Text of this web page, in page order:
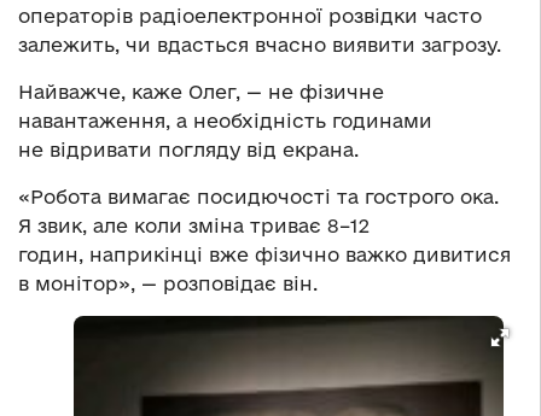
операторів радіоелектронної розвідки часто
залежить, чи вдасться вчасно виявити загрозу.
Найважче, каже Олег, — не фізичне
навантаження, а необхідність годинами
не відривати погляду від екрана.
«Робота вимагає посидючості та гострого ока.
Я звик, але коли зміна триває 8–12
годин, наприкінці вже фізично важко дивитися
в монітор», — розповідає він.